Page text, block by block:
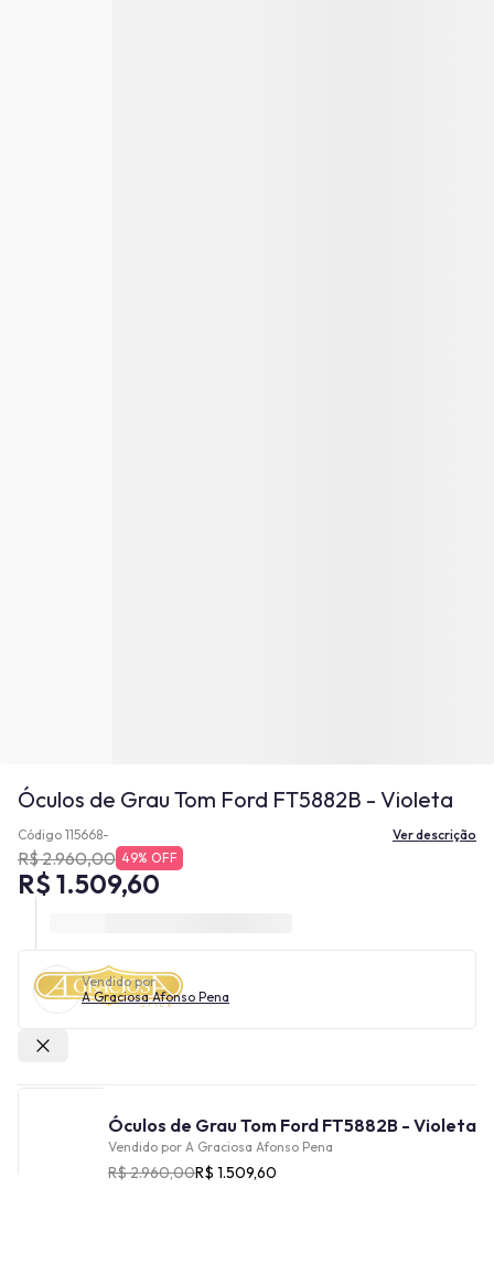
Óculos de Grau Tom Ford FT5882B - Violeta
Código 115668- Ver descrição
R$ 2.960,00 49% OFF
R$ 1.509,60
Vendido por
A Graciosa Afonso Pena
Óculos de Grau Tom Ford FT5882B - Violeta
Vendido por A Graciosa Afonso Pena
R$ 2.960,00R$ 1.509,60